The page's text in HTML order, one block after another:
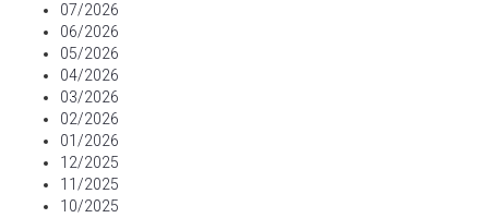
07/2026
06/2026
05/2026
04/2026
03/2026
02/2026
01/2026
12/2025
11/2025
10/2025